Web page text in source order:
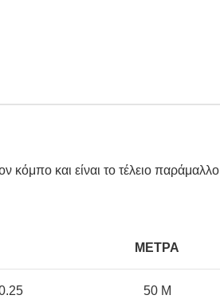
κόμπο και είναι το τέλειο
ΜΕΤΡΑ
50 Μ